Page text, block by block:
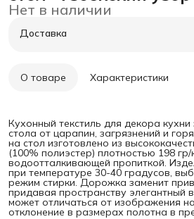
Нет в наличии
Доставка
О товаре Характеристики
Кухонный текстиль для декора
стола от царапин, загрязнений и
на стол изготовлено из
(100% полиэстер) плотностью 198
водоотталкивающей пропиткой.
при температуре 30-40 градусов,
режим стирки. Дорожка заменит
придавая пространству элегантный
может отличаться от изображения
отклонение в размерах полотна в